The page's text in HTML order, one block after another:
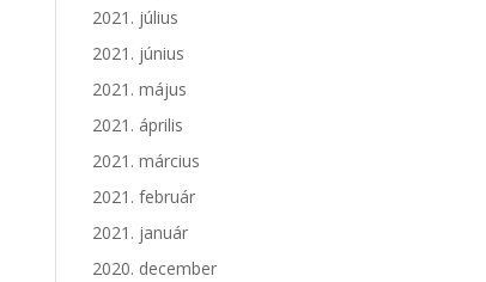
2021. július
2021. június
2021. május
2021. április
2021. március
2021. február
2021. január
2020. december